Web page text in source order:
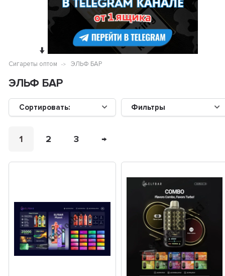
↓
Сигареты оптом ЭЛЬФ БАР
ЭЛЬФ БАР
Сортировать: Фильтры
1 2 3 →